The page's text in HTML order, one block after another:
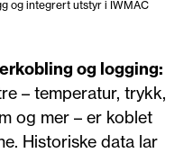
og integrert utstyr i IWMAC
og logging:
– temperatur, trykk,
og mer – er koblet
Historiske data lar